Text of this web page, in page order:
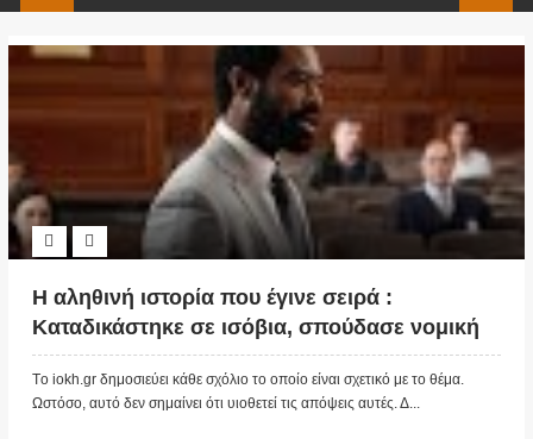
Η αληθινή ιστορία που έγινε σειρά :
Καταδικάστηκε σε ισόβια, σπούδασε νομική
μέσα στο κελί και απέδειξε μόνος την
αθωότητά του (ΒΙΝΤΕΟ)
Tο iokh.gr δημοσιεύει κάθε σχόλιο το οποίο είναι σχετικό με το θέμα.
Ωστόσο, αυτό δεν σημαίνει ότι υιοθετεί τις απόψεις αυτές. Δ...